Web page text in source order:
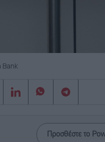
Bank
Προσθέστε το